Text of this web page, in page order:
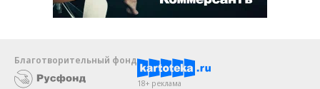
Благотворительный фонд
18+ реклама